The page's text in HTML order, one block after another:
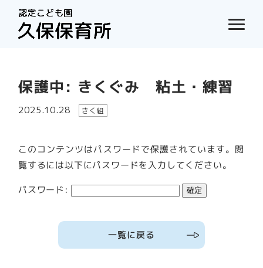
保護中: きくぐみ 粘土・練習
2025.10.28 きく組
このコンテンツはパスワードで保護されています。閲
覧するには以下にパスワードを入力してください。
パスワード:
一覧に戻る